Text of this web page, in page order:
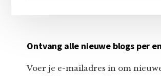
Ontvang alle nieuwe blogs per
Voer je e-mailadres in om